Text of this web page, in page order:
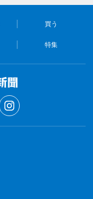
買う
特集